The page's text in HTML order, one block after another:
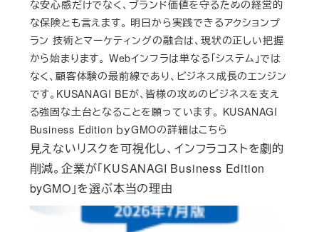
見えないリスクを可視化し、インフラコストを劇的
削減。企業が「KUSANAGI Business Edition
byGMO」を選ぶ本当の理由
な安心感だけでなく、ブランド価値を守るための経営的
な保険とも言えます。 明日から実践できるアクションプ
ラン 技術とマーケティングの融合は、現状の正しい把握
から始まります。 Webインフラは単なる「システム」では
なく、顧客体験の最前線であり、ビジネス成長のエンジン
です。KUSANAGI BEが、皆様の攻めのビジネスを支え
る強固な土台となることを願っています。 KUSANAGI
Business Edition ｂｙGMOの詳細はこちら